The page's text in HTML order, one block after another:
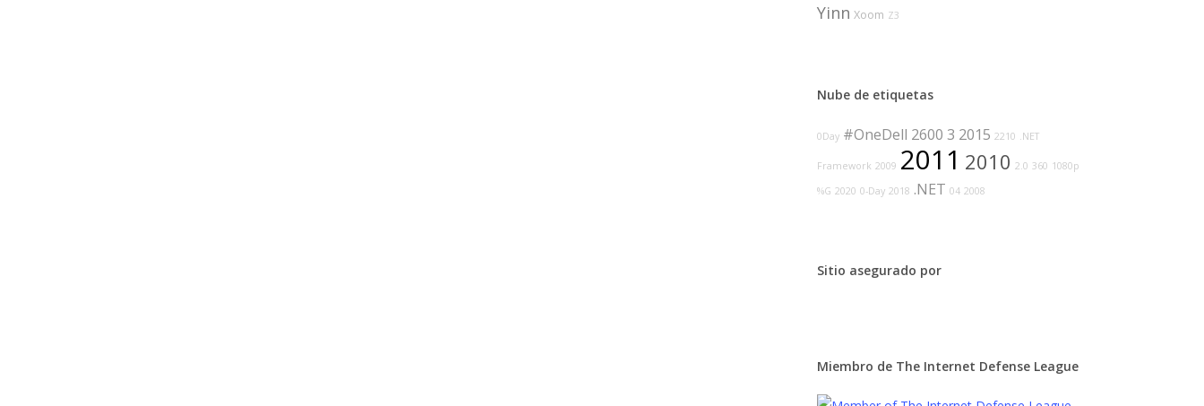
Yinn Xoom Z3
Nube de etiquetas
0Day #OneDell 2600 3 2015 2210 .NET
Framework 2009 2011 2010 2.0 360 1080p
%G 2020 0-Day 2018 .NET 04 2008
Sitio asegurado por
Miembro de The Internet Defense League